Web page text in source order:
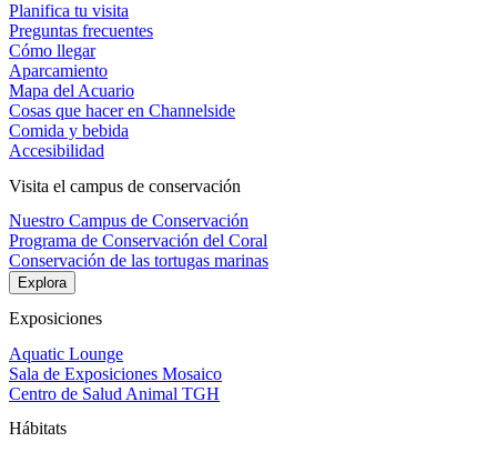
Planifica tu visita
Preguntas frecuentes
Cómo llegar
Aparcamiento
Mapa del Acuario
Cosas que hacer en Channelside
Comida y bebida
Accesibilidad
Visita el campus de conservación
Nuestro Campus de Conservación
Programa de Conservación del Coral
Conservación de las tortugas marinas
Explora
Exposiciones
Aquatic Lounge
Sala de Exposiciones Mosaico
Centro de Salud Animal TGH
Hábitats